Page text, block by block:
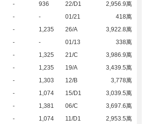
- 936 22/D1
2,956.9萬
- - 01/21
418萬
- 1,235 26/A
3,922.8萬
- - 01/13
338萬
- 1,325 21/C
3,986.9萬
- 1,235 19/A
3,439.5萬
- 1,303 12/B
3,778萬
- 1,074 15/D1
3,039.5萬
- 1,381 06/C
3,697.6萬
- 1,074 11/D1
2,953.5萬